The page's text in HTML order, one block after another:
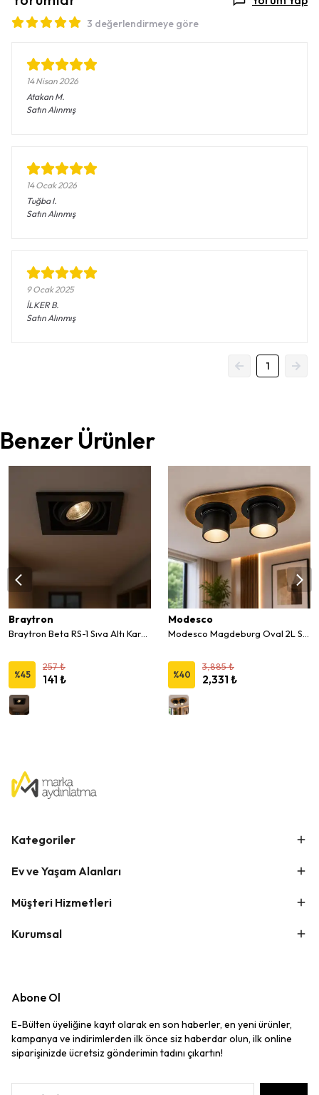
3 değerlendirmeye göre
14 Nisan 2026
Atakan M.
Satın Alınmış
14 Ocak 2026
Tuğba I.
Satın Alınmış
9 Ocak 2025
İLKER B.
Satın Alınmış
1
Benzer Ürünler
Braytron
%45
257 ₺
141 ₺
Modesco
%40
3,885 ₺
2,331 ₺
Kategoriler
Ev ve Yaşam Alanları
Müşteri Hizmetleri
Kurumsal
Abone Ol
E-Bülten üyeliğine kayıt olarak en son haberler, en yeni ürünler,
kampanya ve indirimlerden ilk önce siz haberdar olun, ilk online
siparişinizde ücretsiz gönderimin tadını çıkartın!